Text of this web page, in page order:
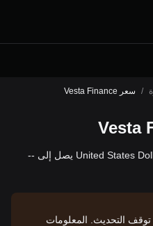
/ سعر Vesta Finance
سعر Vesta Finance (VSTA) في United States Dollar يصل إلى --
التحديث. المعلومات